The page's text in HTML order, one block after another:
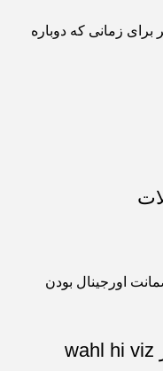
زمانی که دوباره